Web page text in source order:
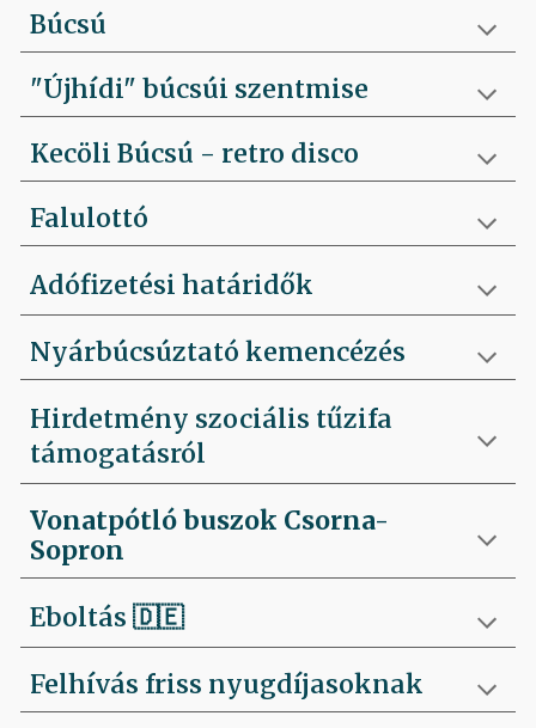
Búcsú
"Újhídi" búcsúi szentmise
Kecöli Búcsú - retro disco
Falulottó
Adófizetési határidők
Nyárbúcsúztató kemencézés
Hirdetmény szociális tűzifa
támogatásról
Vonatpótló buszok Csorna-
Sopron
Eboltás🇩🇪
Felhívás friss nyugdíjasoknak